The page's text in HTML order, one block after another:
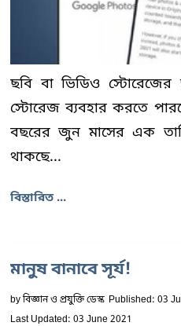
ছবি বা ভিডিও
স্টোরেজ ব্যবহার করতে
বছরের জুন মাসের এক
থাকছে...
বিস্তারিত ...
মানুষ বানাবে সূর্য!
byবিজ্ঞান ও প্রযুক্তি ডেস্ক Published: 03
Last Updated: 03 June 2021